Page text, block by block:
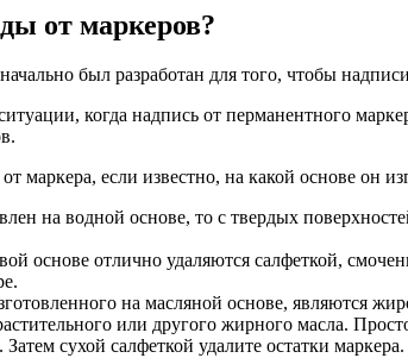
от маркеров?
был разработан для того, чтобы
когда надпись от перманентного
маркера, если известно, на какой основе он
на водной основе, то с твердых
основе отлично удаляются салфеткой,
на масляной основе, являются
или другого жирного масла.
сухой салфеткой удалите остатки маркера.